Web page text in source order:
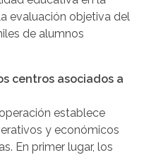
evaluación objetiva del
de alumnos
centros asociados a
establece
y económicos
En primer lugar, los